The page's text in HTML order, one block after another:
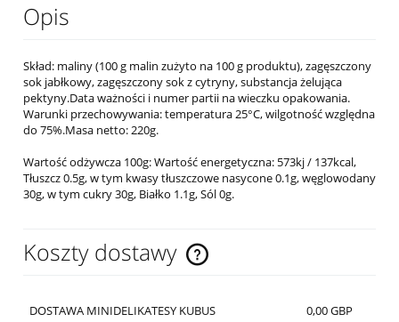
Opis
Skład: maliny (100 g malin zużyto na 100 g produktu), zagęszczony
sok jabłkowy, zagęszczony sok z cytryny, substancja żelująca
pektyny.Data ważności i numer partii na wieczku opakowania.
Warunki przechowywania: temperatura 25°C, wilgotność względna
do 75%.Masa netto: 220g.
Wartość odżywcza 100g: Wartość energetyczna: 573kj / 137kcal,
Tłuszcz 0.5g, w tym kwasy tłuszczowe nasycone 0.1g, węglowodany
30g, w tym cukry 30g, Białko 1.1g, Sól 0g.
Koszty dostawy
Cena nie zawiera ewentualnych kosztów płatności
DOSTAWA MINIDELIKATESY KUBUS 0,00 GBP